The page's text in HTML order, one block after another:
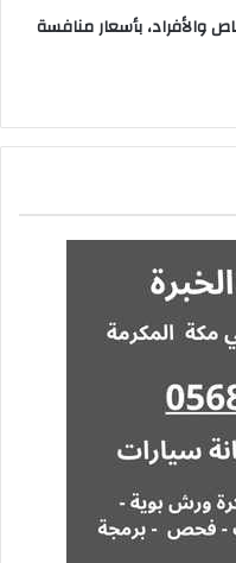
والأفراد، بأسعار منافسة